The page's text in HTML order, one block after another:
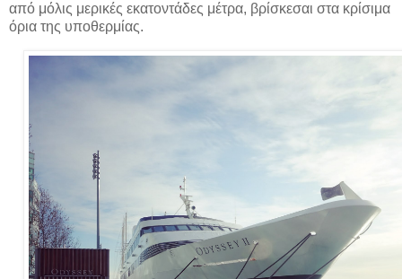
από μόλις μερικές εκατοντάδες μέτρα, βρίσκεσαι στα κρίσιμα
όρια της υποθερμίας.